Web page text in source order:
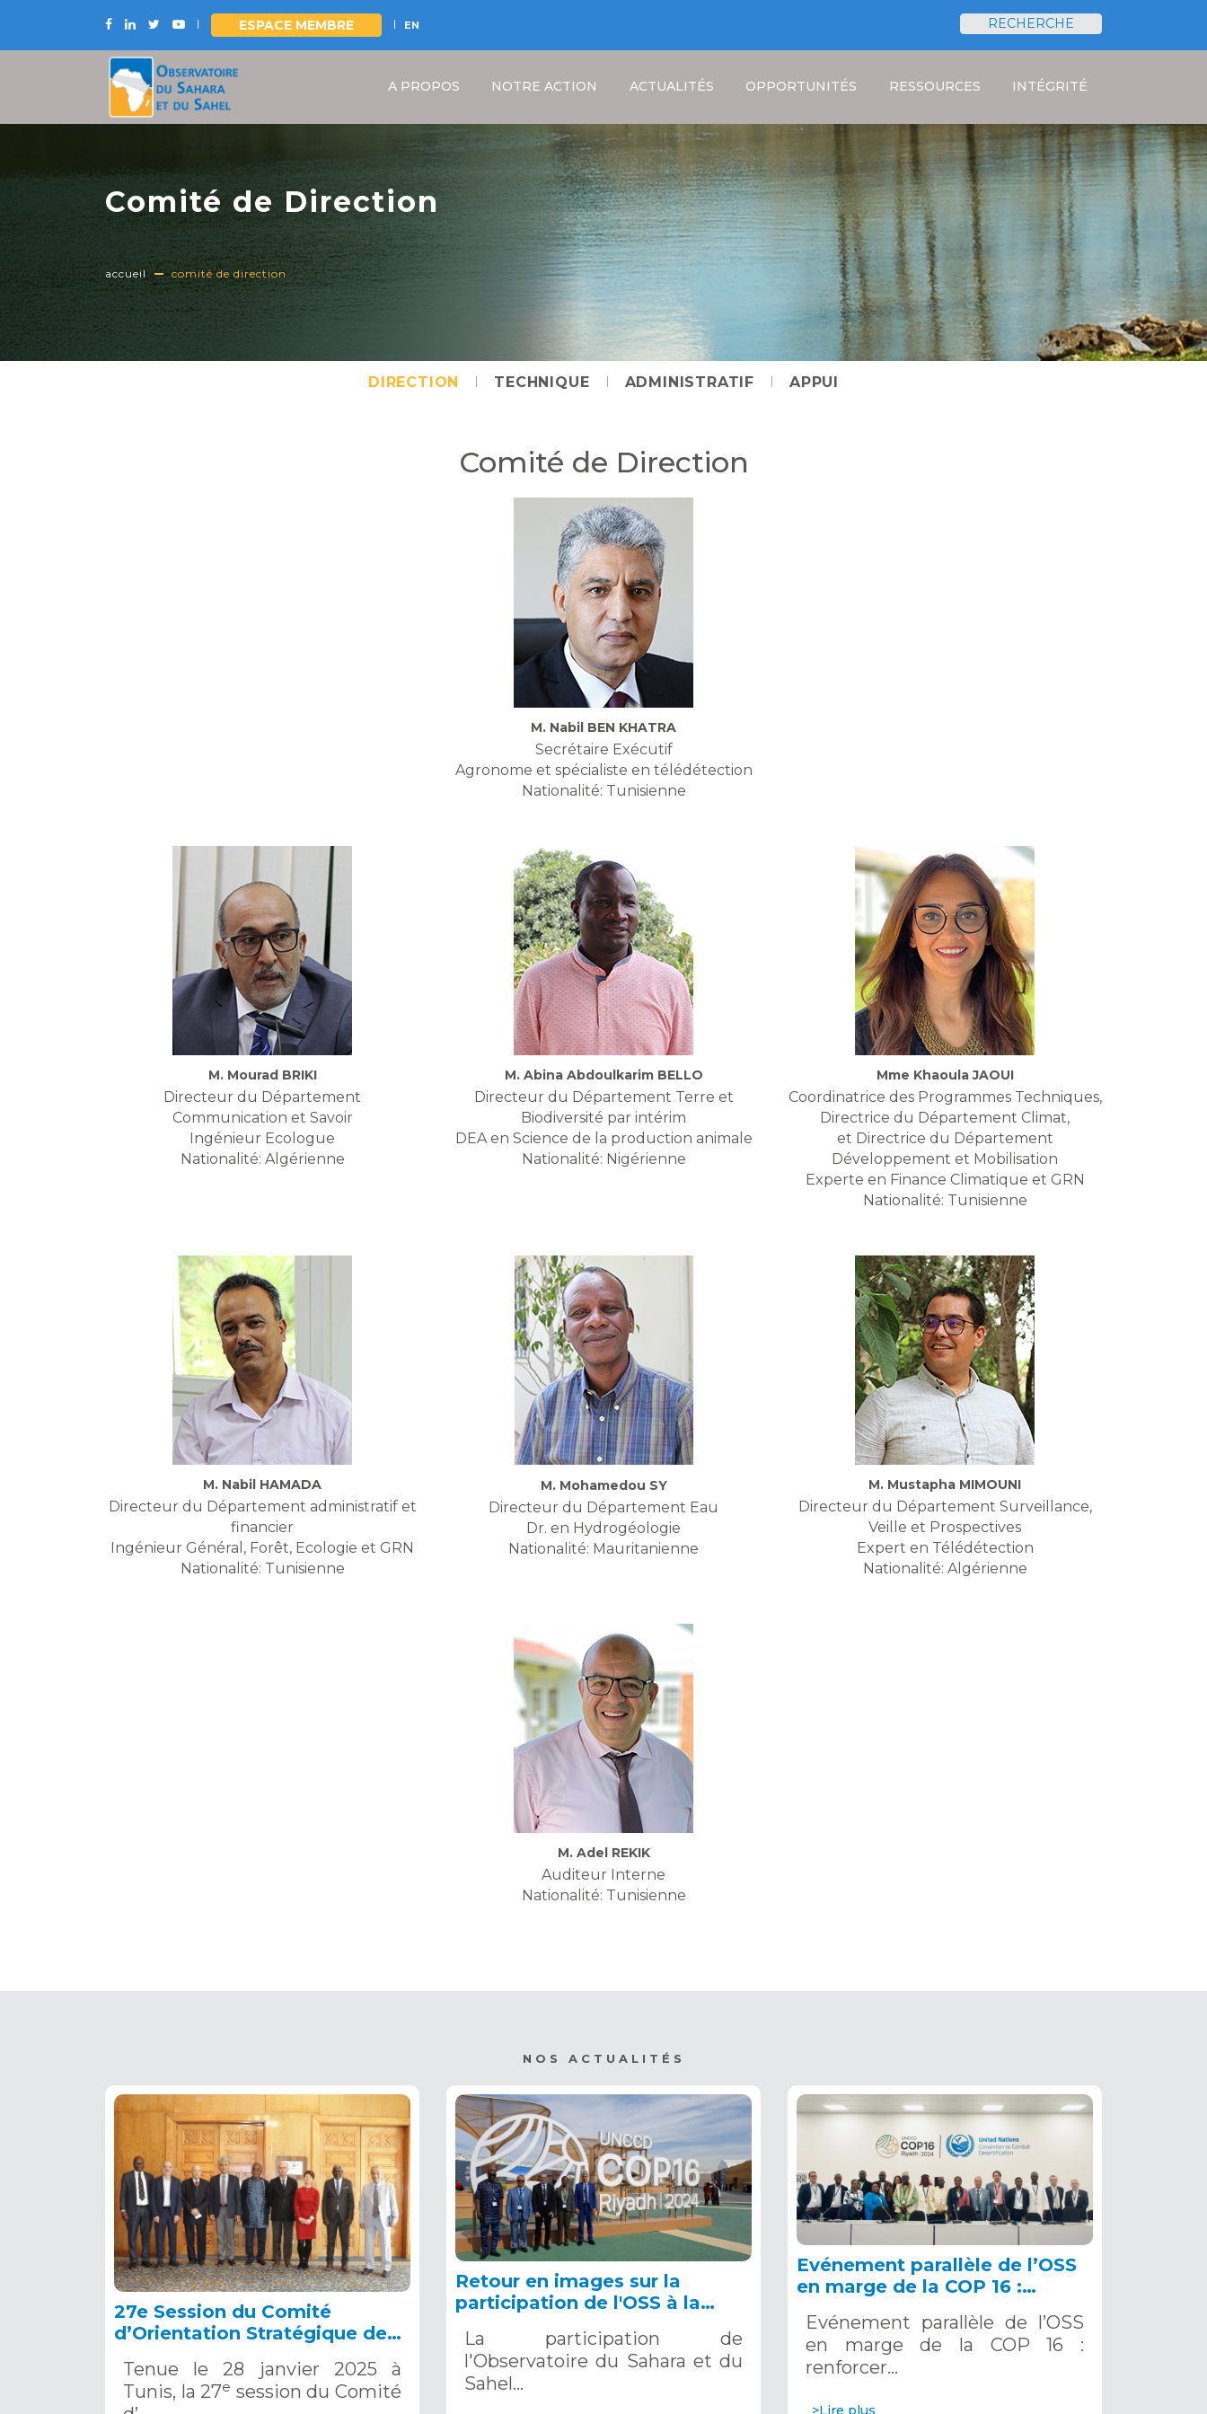
principal
ESPACE MEMBRE EN
RECHERCHE
A PROPOS NOTRE ACTION ACTUALITÉS OPPORTUNITÉS RESSOURCES INTÉGRITÉ
Comité de Direction
Fil
d'Ariane
accueil comité de direction
DIRECTION TECHNIQUE ADMINISTRATIF APPUI
Comité de Direction
M. Nabil BEN KHATRA
Secrétaire Exécutif
Agronome et spécialiste en télédétection
Nationalité: Tunisienne
M. Mourad BRIKI
Directeur du Département
Communication et Savoir
Ingénieur Ecologue
Nationalité: Algérienne
M. Abina Abdoulkarim BELLO
Directeur du Département Terre et
Biodiversité par intérim
DEA en Science de la production animale
Nationalité: Nigérienne
Mme Khaoula JAOUI
Coordinatrice des Programmes Techniques,
Directrice du Département Climat,
et Directrice du Département
Développement et Mobilisation
Experte en Finance Climatique et GRN
Nationalité: Tunisienne
M. Nabil HAMADA
Directeur du Département administratif et
financier
Ingénieur Général, Forêt, Ecologie et GRN
Nationalité: Tunisienne
M. Mohamedou SY
Directeur du Département Eau
Dr. en Hydrogéologie
Nationalité: Mauritanienne
M. Mustapha MIMOUNI
Directeur du Département Surveillance,
Veille et Prospectives
Expert en Télédétection
Nationalité: Algérienne
M. Adel REKIK
Auditeur Interne
Nationalité: Tunisienne
NOS ACTUALITÉS
27e Session du Comité
d’Orientation Stratégique de
Tenue le 28 janvier 2025 à
Tunis, la 27e session du Comité
Retour en images sur la
participation de l'OSS à la
2024 à Riyad, en Arabie
Saoudite
La participation de
l'Observatoire du Sahara et du
Sahel…
Evénement parallèle de l’OSS
en marge de la COP 16 :
grâce aux Systèmes d’Alerte
Précoce Multirisques. 12
décembre 2024
Evénement parallèle de l’OSS
en marge de la COP 16 :
renforcer…
>Lire plus